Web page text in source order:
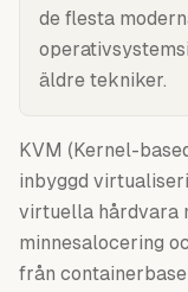
de flesta
äldre tekniker.
KVM (Kernel-
inbyggd
virtuella hårdvara
minnesalocering
från